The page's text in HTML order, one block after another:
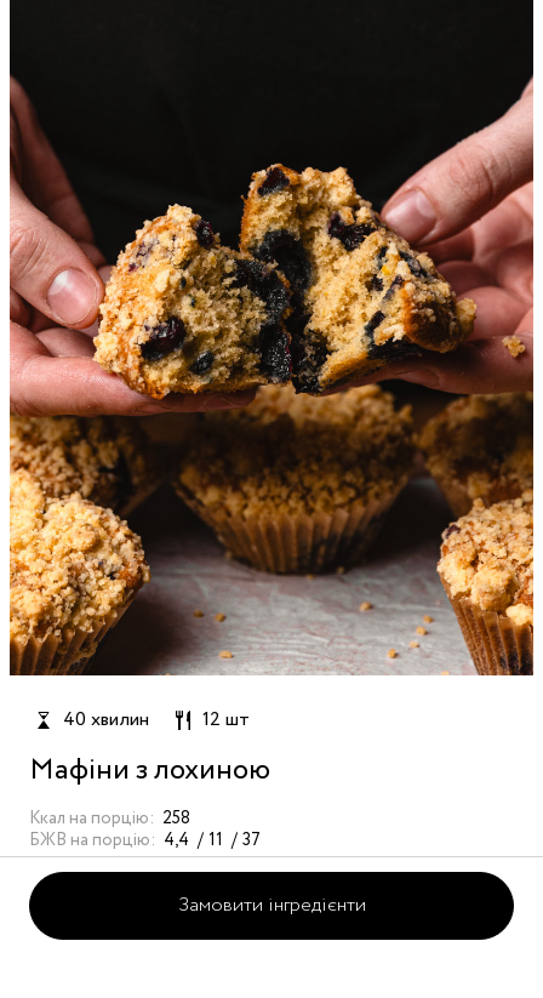
Замовити інгредієнти
40 хвилин 12 шт
Мафіни з лохиною
Ккал на порцію: 258
БЖВ на порцію: 4,4 11 37